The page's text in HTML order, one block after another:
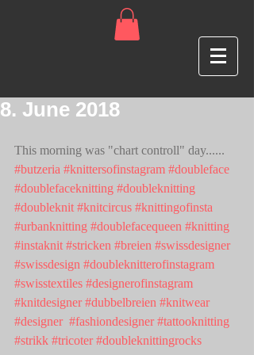
8. June 2018
This morning was "chart controll" day......
#butzeria #knittersofinstagram #doubleface
#doublefaceknitting #doubleknitting
#doubleknit #knitcircus #knittingofinsta
#urbanknitting #doublefacequeen #knitting
#instaknit #stricken #breien #swissdesigner
#swissdesign #doubleknitterofinstagram
#swisstextiles #designerofinstagram
#knitdesigner #dubbelbreien #knitwear
#designer #fashiondesigner #tattooknitting
#strikk #tricoter #doubleknittingrocks